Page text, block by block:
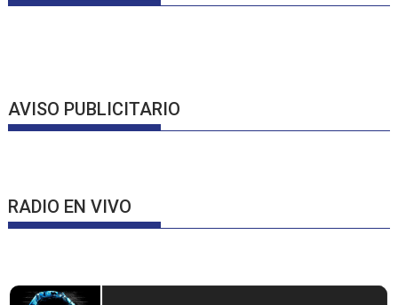
AVISO PUBLICITARIO
RADIO EN VIVO